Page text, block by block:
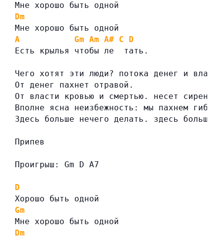
Мне хорошо быть одной
Dm
Мне хорошо быть одной
A
Gm Am A# C
D
Есть крылья чтобы ле  тать.
Чего хотят эти люди? потока денег и
От денег пахнет отравой.
От власти кровью и смертью. несет
Вполне ясна неизбежность: мы пахнем
Здесь больше нечего делать. здесь больше
Припев
Проигрыш: Gm D A7
D
Хорошо быть одной
Gm
Мне хорошо быть одной
Dm